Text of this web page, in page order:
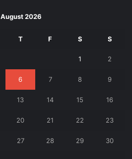
August 2026
T F S S
1 2
6 7 8 9
13 14 15 16
20 21 22 23
27 28 29 30